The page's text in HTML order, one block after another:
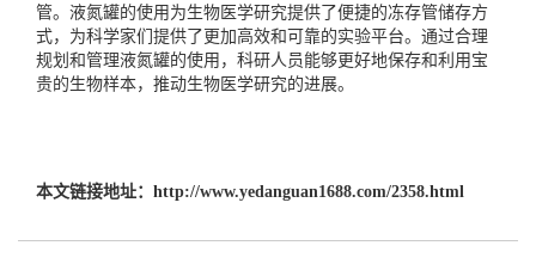
管。液氮罐的使用为生物医学研究提供了便捷的冻存管储存方
式，为科学家们提供了更加高效和可靠的实验平台。通过合理
规划和管理液氮罐的使用，科研人员能够更好地保存和利用宝
贵的生物样本，推动生物医学研究的进展。
本文链接地址： http://www.yedanguan1688.com/2358.html